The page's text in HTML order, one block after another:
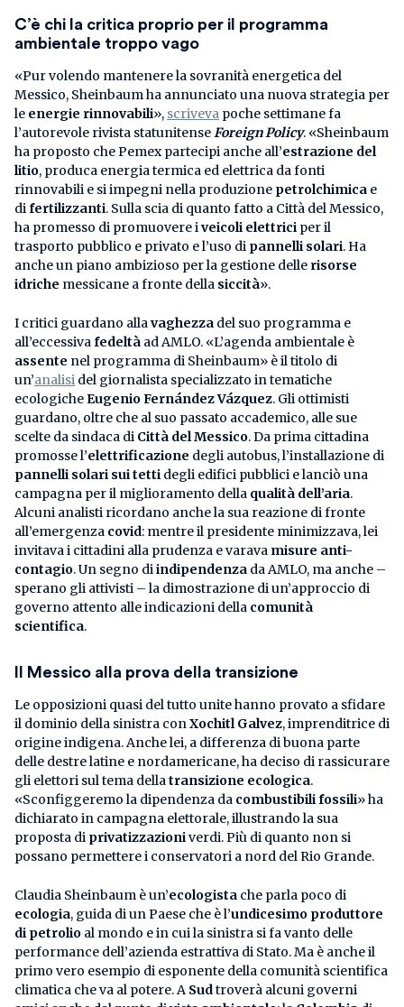
C’è chi la critica proprio per il programma
ambientale troppo vago
«Pur volendo mantenere la sovranità energetica del
Messico, Sheinbaum ha annunciato una nuova strategia per
le energie rinnovabili», scriveva poche settimane fa
l’autorevole rivista statunitenseForeign Policy. «Sheinbaum
ha proposto che Pemex partecipi anche all’estrazione del
litio, produca energia termica ed elettrica da fonti
rinnovabili e si impegni nella produzione petrolchimica e
difertilizzanti. Sulla scia di quanto fatto a Città del Messico,
ha promesso di promuovere iveicoli elettrici per il
trasporto pubblico e privato e l’uso di pannelli solari. Ha
anche un piano ambizioso per la gestione delle risorse
idriche messicane a fronte della siccità».
I critici guardano allavaghezza del suo programma e
all’eccessivafedeltà ad AMLO. «L’agenda ambientale è
assente nel programma di Sheinbaum» è il titolo di
un’analisi del giornalista specializzato in tematiche
ecologicheEugenio Fernández Vázquez. Gli ottimisti
guardano, oltre che al suo passato accademico, alle sue
scelte da sindaca di Città del Messico. Da prima cittadina
promosse l’elettrificazione degli autobus, l’installazione di
pannelli solari sui tetti degli edifici pubblici e lanciò una
campagna per il miglioramento della qualità dell’aria.
Alcuni analisti ricordano anche la sua reazione di fronte
all’emergenza covid: mentre il presidente minimizzava, lei
invitava i cittadini alla prudenza e varava misure anti-
contagio. Un segno diindipendenza da AMLO, ma anche –
sperano gli attivisti – la dimostrazione di un’approccio di
governo attento alle indicazioni della comunità
scientifica.
Il Messico alla prova della transizione
Le opposizioni quasi del tutto unite hanno provato a sfidare
il dominio della sinistra conXochitl Galvez, imprenditrice di
origine indigena. Anche lei, a differenza di buona parte
delle destre latine e nordamericane, ha deciso di rassicurare
gli elettori sul tema dellatransizione ecologica.
«Sconfiggeremo la dipendenza da combustibili fossili» ha
dichiarato in campagna elettorale, illustrando la sua
proposta di privatizzazioniverdi. Più di quanto non si
possano permettere i conservatori a nord del Rio Grande.
Claudia Sheinbaum è un’ecologista che parla poco di
ecologia, guida di un Paese che è l’undicesimo produttore
di petrolio al mondo e in cui la sinistra si fa vanto delle
performance dell’azienda estrattiva di Stato. Ma è anche il
primo vero esempio di esponente della comunità scientifica
climatica che va al potere. A Sudtroverà alcuni governi